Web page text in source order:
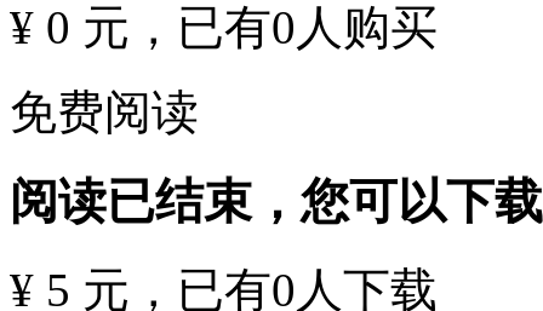
¥ 0 元 ，已有0 人购买
免费阅读
阅读已结束，您可以下
¥ 5 元 ，已有0 人下载